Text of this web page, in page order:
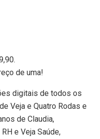
de uma!
digitais de todos os
Veja e Quatro Rodas e
de Claudia,
e Veja Saúde,